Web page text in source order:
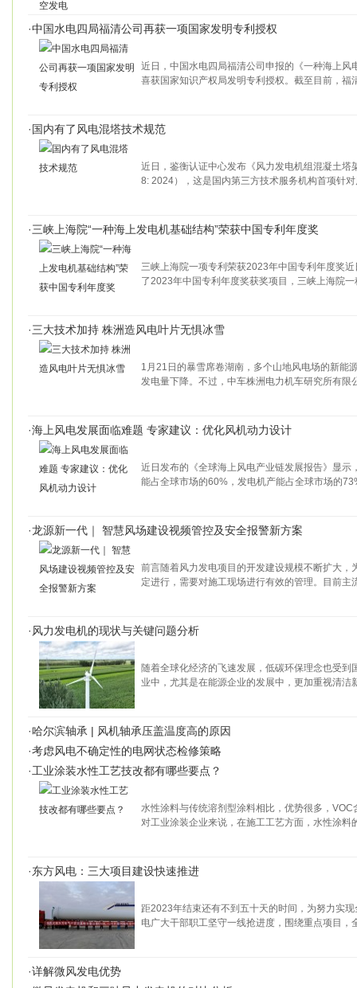
·中国水电四局福清公司再获一项国家发明专利授权
近日，中国水电四局福清公司申报的《一种海上风
喜获国家知识产权局发明专利授权。截至目前，福
· 国内有了风电混塔技术规范
近日，鉴衡认证中心发布《风力发电机组混凝土塔
8: 2024），这是国内第三方技术服务机构首项针
·三峡上海院“一种海上发电机基础结构”荣获中国专利年度奖
三峡上海院一项专利荣获2023年中国专利年度奖
了2023年中国专利年度奖获奖项目，三峡上海院
·三大技术加持 株洲造风电叶片无惧冰雪
1月21日的暴雪席卷湖南，多个山地风电场的新能
发电量下降。不过，中车株洲电力机车研究所有限
·海上风电发展面临难题 专家建议：优化风机动力设计
近日发布的《全球海上风电产业链发展报告》显示
能占全球市场的60%，发电机产能占全球市场的
·龙源新一代｜ 智慧风场建设视频管控及安全报警新方案
前言随着风力发电项目的开发建设规模不断扩大，
定进行，需要对施工现场进行有效的管理。目前主
· 风力发电机的现状与关键问题分析
随着全球化经济的飞速发展，低碳环保理念也受到
业中，尤其是在能源企业的发展中，更加重视清洁
·哈尔滨轴承 | 风机轴承压盖温度高的原因
·考虑风电不确定性的电网状态检修策略
·工业涂装水性工艺技改都有哪些要点？
水性涂料与传统溶剂型涂料相比，优势很多，
对工业涂装企业来说，在施工工艺方面，水性涂料
·东方风电：三大项目建设快速推进
距2023年结束还有不到五十天的时间，为努力实
电广大干部职工坚守一线抢进度，围绕重点项目，
·详解微风发电优势